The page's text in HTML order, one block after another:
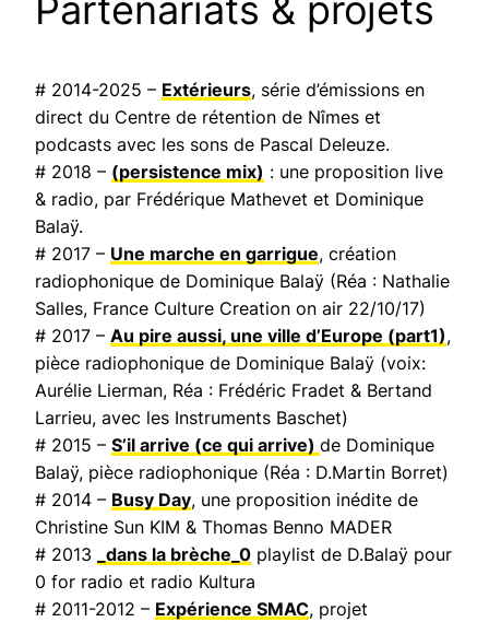
Partenariats & projets
# 2014-2025 – Extérieurs, série d’émissions en
direct du Centre de rétention de Nîmes et
podcasts avec les sons de Pascal Deleuze.
# 2018 – (persistence mix) : une proposition live
& radio, par Frédérique Mathevet et Dominique
Balaÿ.
# 2017 – Une marche en garrigue, création
radiophonique de Dominique Balaÿ (Réa : Nathalie
Salles, France Culture Creation on air 22/10/17)
# 2017 – Au pire aussi, une ville d’Europe (part1),
pièce radiophonique de Dominique Balaÿ (voix:
Aurélie Lierman, Réa : Frédéric Fradet & Bertand
Larrieu, avec les Instruments Baschet)
# 2015 – S’il arrive (ce qui arrive) de Dominique
Balaÿ, pièce radiophonique (Réa : D.Martin Borret)
# 2014 – Busy Day, une proposition inédite de
Christine Sun KIM & Thomas Benno MADER
# 2013
_dans la brèche_0 playlist de D.Balaÿ pour
0 for radio et radio Kultura
# 2011-2012 – Expérience SMAC, projet